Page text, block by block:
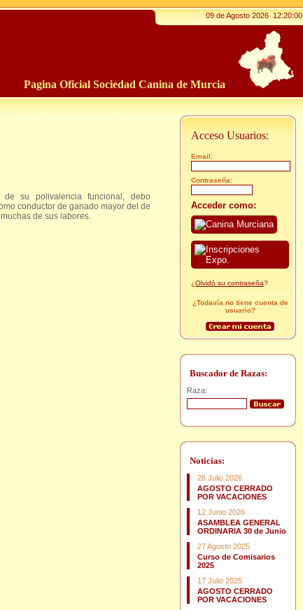
09 de Agosto 2026 12:20:01
Pagina Oficial Sociedad Canina de Murcia
su polivalencia funcional, debo
conductor de ganado mayor del de
de sus labores.
Acceso Usuarios:
Email:
Contraseña:
Acceder como:
¿Olvidó su contraseña?
¿Todavía no tiene cuenta de
usuario?
Buscador de Razas:
Raza:
Noticias:
28 Julio 2026
AGOSTO CERRADO
POR VACACIONES
12 Junio 2026
ASAMBLEA GENERAL
ORDINARIA 30 de Junio
27 Agosto 2025
Curso de Comisarios
2025
17 Julio 2025
AGOSTO CERRADO
POR VACACIONES